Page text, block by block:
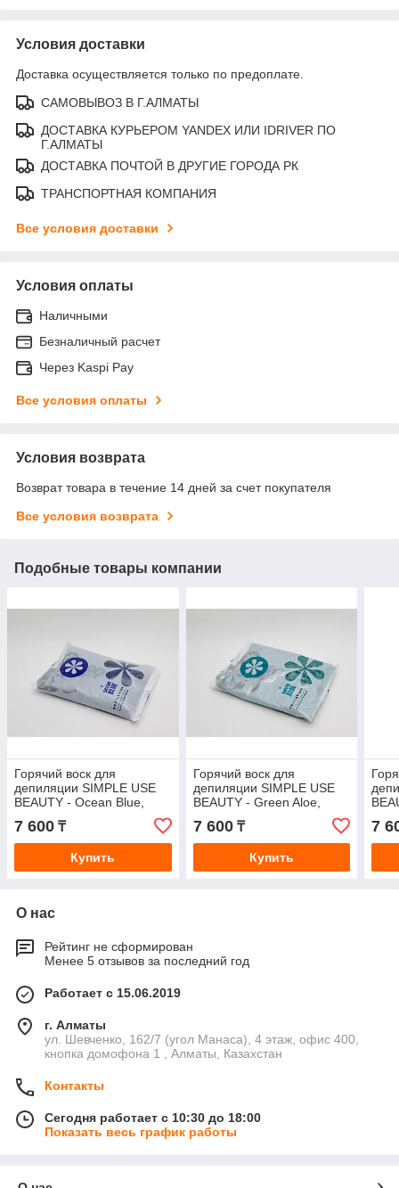
Условия доставки
Доставка осуществляется только по предоплате.
САМОВЫВОЗ В Г.АЛМАТЫ
ДОСТАВКА КУРЬЕРОМ YANDEX ИЛИ IDRIVER ПО
Г.АЛМАТЫ
ДОСТАВКА ПОЧТОЙ В ДРУГИЕ ГОРОДА РК
ТРАНСПОРТНАЯ КОМПАНИЯ
Все условия доставки
Условия оплаты
Наличными
Безналичный расчет
Через Kaspi Pay
Все условия оплаты
Условия возврата
Возврат товара в течение 14 дней за счет покупателя
Все условия возврата
Подобные товары компании
Горячий воск для
депиляции SIMPLE USE
BEAUTY - Ocean Blue,
гранулы, 800 гр
7 600 ₸
Купить
Горячий воск для
депиляции SIMPLE USE
BEAUTY - Green Aloe,
гранулы, 800 гр
7 600₸
Купить
7
О нас
Рейтинг не сформирован
Менее 5 отзывов за последний год
Работает с 15.06.2019
г. Алматы
ул. Шевченко, 162/7 (угол Манаса), 4 этаж, офис 400,
кнопка домофона 1 , Алматы, Казахстан
Контакты
Сегодня работает с 10:30 до 18:00
Показать весь график работы